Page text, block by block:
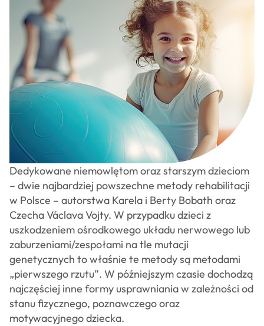
Dedykowane niemowlętom oraz starszym dzieciom
– dwie najbardziej powszechne metody rehabilitacji
w Polsce – autorstwa Karela i Berty Bobath oraz
Czecha Václava Vojty. W przypadku dzieci z
uszkodzeniem ośrodkowego układu nerwowego lub
zaburzeniami/zespołami na tle mutacji
genetycznych to właśnie te metody są metodami
„pierwszego rzutu”. W późniejszym czasie dochodzą
najczęściej inne formy usprawniania w zależności od
stanu fizycznego, poznawczego oraz
motywacyjnego dziecka.